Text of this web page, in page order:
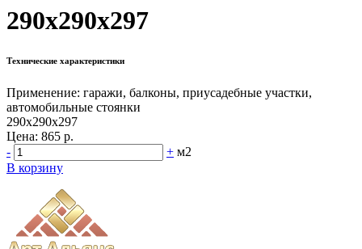
290x290x297
Технические характеристики
Применение: гаражи, балконы, приусадебные участки,
автомобильные стоянки
290x290x297
Цена: 865 р.
-
+ м2
В корзину